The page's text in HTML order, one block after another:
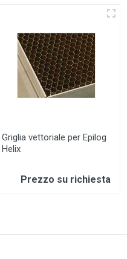
Griglia vettoriale per Epilog
Helix
Prezzo su richiesta